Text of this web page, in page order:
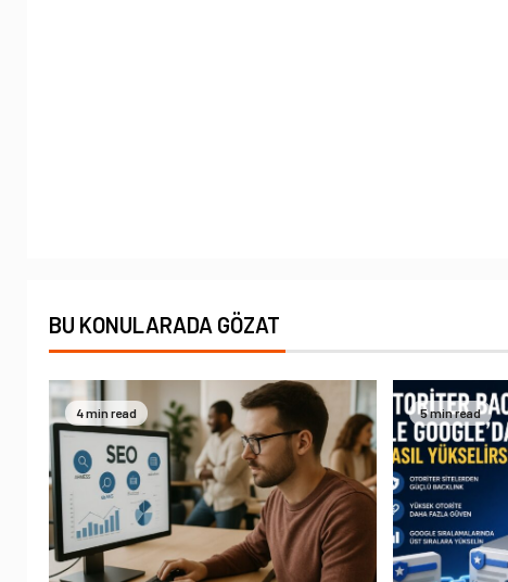
BU KONULARADA GÖZAT
4 min read 5 min read